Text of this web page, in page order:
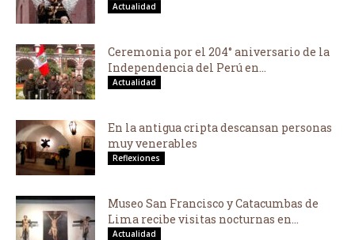
Actualidad
Ceremonia por el 204° aniversario de la
Independencia del Perú en...
Actualidad
En la antigua cripta descansan personas
muy venerables
Reflexiones
Museo San Francisco y Catacumbas de
Lima recibe visitas nocturnas en...
Actualidad